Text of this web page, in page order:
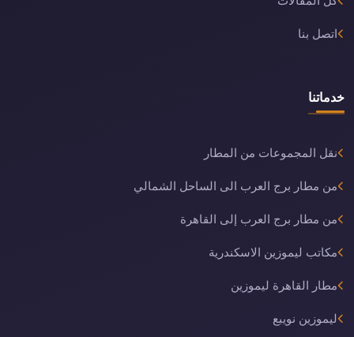
اتصل بنا
خدماتنا
نقل المجموعات من المطار
من مطار برج العرب الى الساحل الشمالي
من مطار برج العرب إلى القاهرة
مكاتب ليموزين الاسكندرية
مطار القاهرة ليموزين
ليموزين نويبع